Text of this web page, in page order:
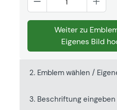
Weiter zu
Eigenes Bild
2. Emblem wählen /
3. Beschriftung eingeben